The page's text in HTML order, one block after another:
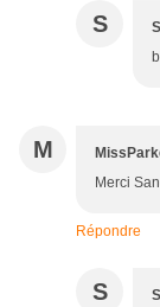
S
M
Merci
Répondre
S